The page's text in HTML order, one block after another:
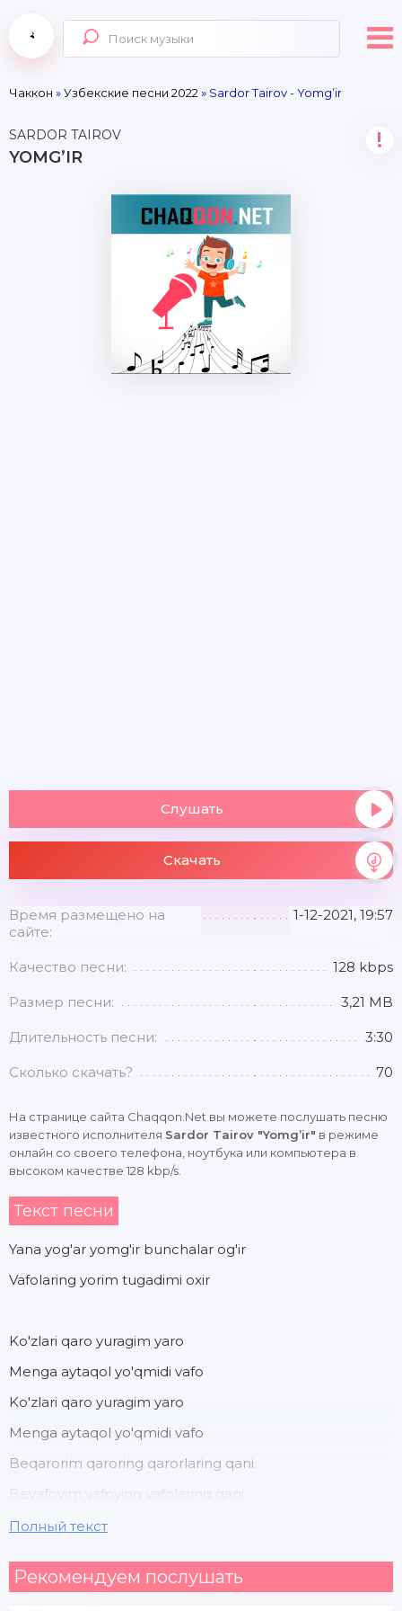
Чаккон »Узбекские песни 2022 » Sardor Tairov - Yomg’ir
SARDOR TAIROV
YOMG’IR
!
Слушать
Скачать
Время размещено на
сайте:
1-12-2021, 19:57
Качество песни: 128 kbps
Размер песни: 3,21 MB
Длительность песни: 3:30
Сколько скачать? 70
На странице сайта Chaqqon.Net вы можете послушать песню
известного исполнителя Sardor Tairov "Yomg’ir" в режиме
онлайн со своего телефона, ноутбука или компьютера в
высоком качестве 128 kbp/s.
Текст песни
Yana yog'ar yomg'ir bunchalar og'ir
Vafolaring yorim tugadimi oxir
Ko'zlari qaro yuragim yaro
Menga aytaqol yo'qmidi vafo
Ko'zlari qaro yuragim yaro
Menga aytaqol yo'qmidi vafo
Beqarorim qaroring qarorlaring qani
Bevafoyim vafoying vafolaring qani
Devona devona afsona bu ahvolim
Полный текст
Рекомендуем послушать